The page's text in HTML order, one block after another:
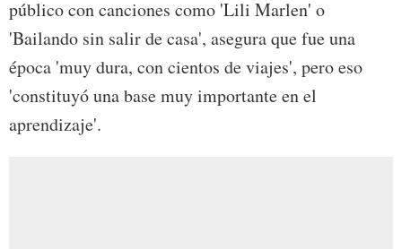
público con canciones como 'Lili Marlen' o
'Bailando sin salir de casa', asegura que fue una
época 'muy dura, con cientos de viajes', pero eso
'constituyó una base muy importante en el
aprendizaje'.